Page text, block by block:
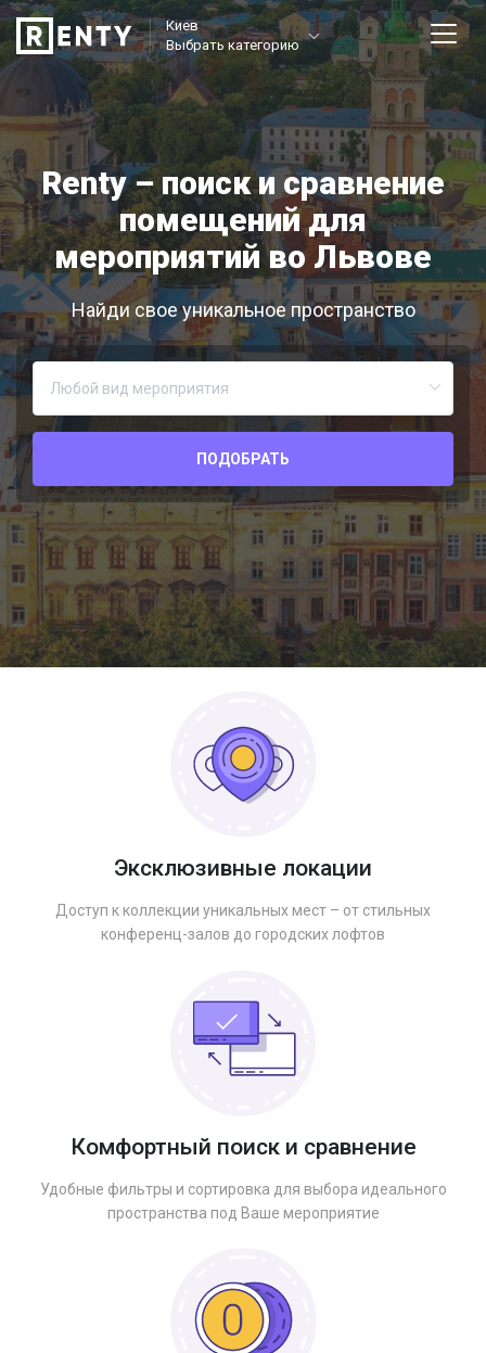
Киев
Выбрать категорию
Renty – поиск и сравнение
помещений для
мероприятий во Львове
Найди свое уникальное пространство
ПОДОБРАТЬ
Эксклюзивные локации
Доступ к коллекции уникальных мест – от стильных
конференц-залов до городских лофтов
Комфортный поиск и сравнение
Удобные фильтры и сортировка для выбора идеального
пространства под Ваше мероприятие